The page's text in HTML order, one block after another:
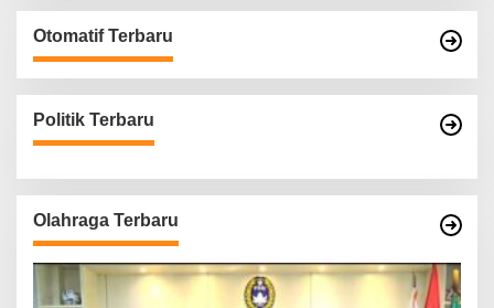
Otomatif Terbaru
Politik Terbaru
Olahraga Terbaru